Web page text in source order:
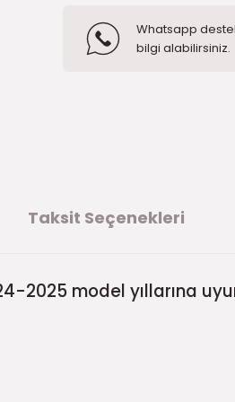
Whatsapp
bilgi alabilirsiniz.
Taksit Seçenekleri
model yıllarına